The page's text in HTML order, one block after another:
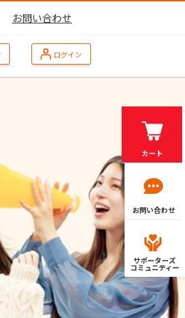
お問い合わせ
ログイン
カート
お問い合わせ
サポーターズ
コミュニティー